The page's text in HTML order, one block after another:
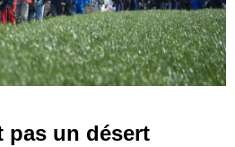
pas un désert